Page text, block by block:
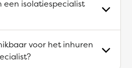
een isolatiespecialist
voor het inhuren